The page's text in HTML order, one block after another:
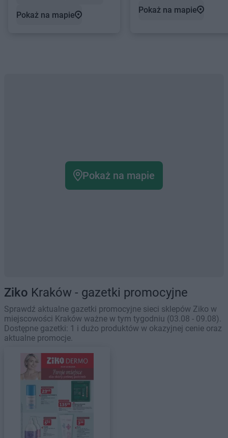
Pokaż na mapie Pokaż na mapie
Pokaż na mapie
Ziko Kraków - gazetki promocyjne
Sprawdź aktualne gazetki promocyjne sieci sklepów Ziko w
miejscowości Kraków ważne w tym tygodniu (03.08 - 09.08).
Dostępne gazetki: 1 i dużo produktów w okazyjnej cenie oraz
aktualne promocje.